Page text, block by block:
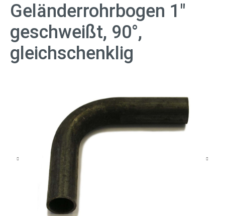
Geländerrohrbogen 1"
geschweißt, 90°,
gleichschenklig